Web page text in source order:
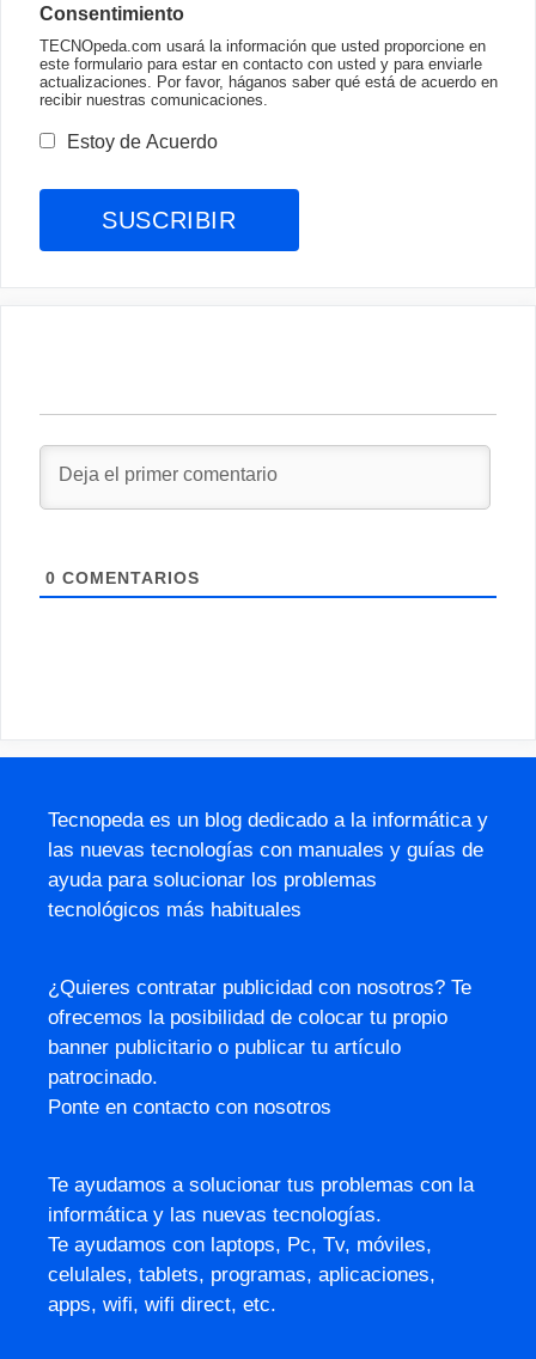
Consentimiento
TECNOpeda.com usará la información que usted proporcione en
este formulario para estar en contacto con usted y para enviarle
actualizaciones. Por favor, háganos saber qué está de acuerdo en
recibir nuestras comunicaciones.
Estoy de Acuerdo
0 COMENTARIOS
Tecnopeda es un blog dedicado a la informática y
las nuevas tecnologías con manuales y guías de
ayuda para solucionar los problemas
tecnológicos más habituales
¿Quieres contratar publicidad con nosotros? Te
ofrecemos la posibilidad de colocar tu propio
banner publicitario o publicar tu artículo
patrocinado.
Ponte en contacto con nosotros
Te ayudamos a solucionar tus problemas con la
informática y las nuevas tecnologías.
Te ayudamos con laptops, Pc, Tv, móviles,
celulales, tablets, programas, aplicaciones,
apps, wifi, wifi direct, etc.